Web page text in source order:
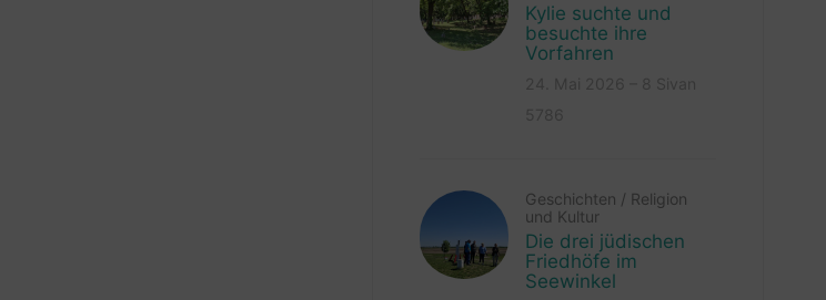
Kylie suchte und
besuchte ihre
Vorfahren
Geschichten / Religion
und Kultur
Die drei jüdischen
Friedhöfe im
Seewinkel